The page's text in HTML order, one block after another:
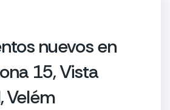
nuevos en
15, Vista
Velém